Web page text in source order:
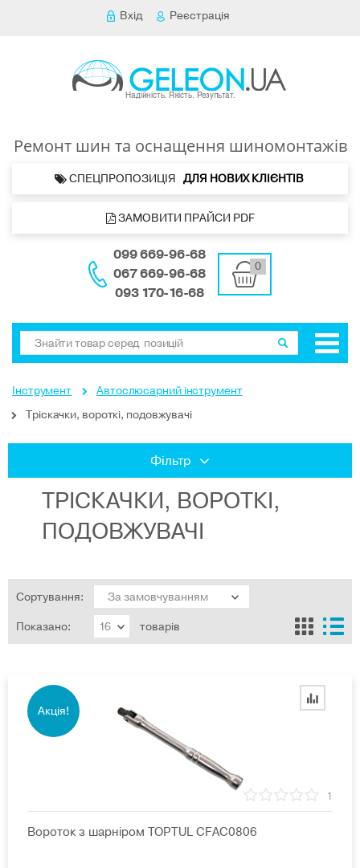
Вхід Реєстрація
Ремонт шин та оснащення шиномонтажів
СПЕЦПРОПОЗИЦІЯ ДЛЯ НОВИХ КЛІЄНТІВ
ЗАМОВИТИ ПРАЙСИ PDF
099 669-96-68
067 669-96-68
093 170-16-68
0
Інструмент
Автослюсарний інструмент
Тріскачки, вороткі, подовжувачі
Фільтр
ТРІСКАЧКИ, ВОРОТКІ,
ПОДОВЖУВАЧІ
Сортування:
Показано:
товарів
Акція!
1
Вороток з шарніром TOPTUL CFAC0806